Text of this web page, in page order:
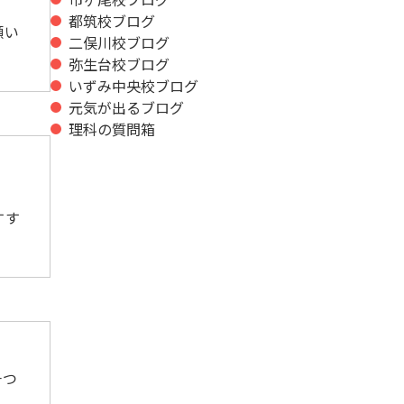
す
都筑校ブログ
二俣川校ブログ
弥生台校ブログ
いずみ中央校ブログ
元気が出るブログ
理科の質問箱